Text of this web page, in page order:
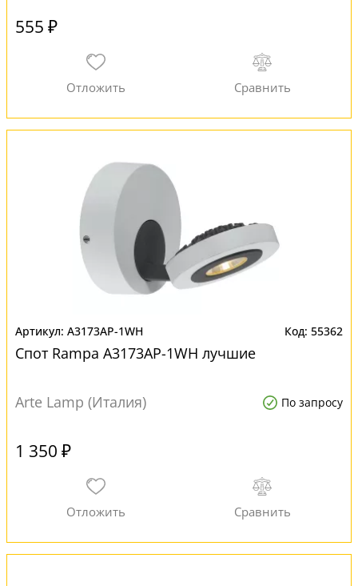
555 ₽
A3173AP-1WH 55362
Спот Rampa A3173AP-1WH лучшие
Arte Lamp (Италия) По запросу
1 350 ₽